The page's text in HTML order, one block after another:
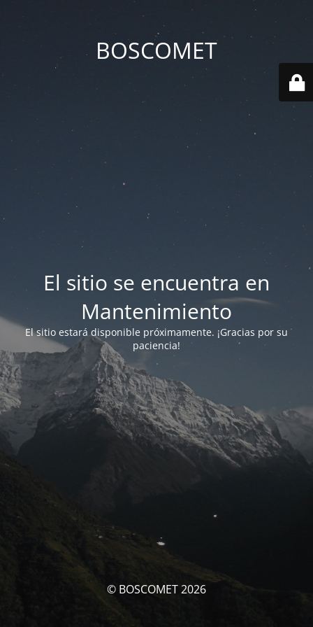
BOSCOMET
El sitio se encuentra en
Mantenimiento
El sitio estará disponible próximamente. ¡Gracias por su
paciencia!
© BOSCOMET 2026